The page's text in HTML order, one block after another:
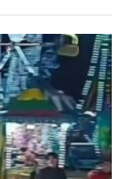
resultaron
Mexicano del